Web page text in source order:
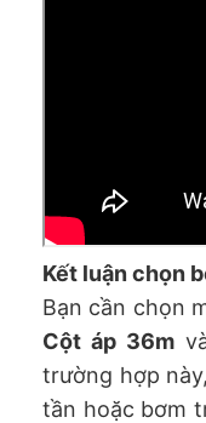
Kết luận chọn
Bạn cần chọn
Cột áp 36m
trường hợp
tần hoặc bơm